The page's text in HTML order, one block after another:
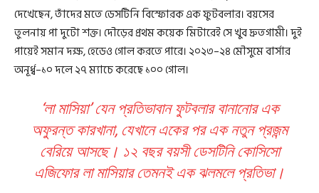
দেখেছেন, তাঁদের মতে ডেসটিনি বিস্ফোরক এক ফুটবলার। বয়সের
তুলনায় পা দুটো শক্ত। দৌড়ের প্রথম কয়েক মিটারেই সে খুব দ্রুতগামী। দুই
পায়েই সমান দক্ষ, হেডেও গোল করতে পারে। ২০২৩–২৪ মৌসুমে বার্সার
অনূর্ধ্ব–১০ দলে ২৭ ম্যাচে করেছে ১০০ গোল।
‘লা মাসিয়া’ যেন প্রতিভাবান ফুটবলার বানানোর এক
অফুরন্ত কারখানা, যেখানে একের পর এক নতুন প্রজন্ম
বেরিয়ে আসছে। ১২ বছর বয়সী ডেসটিনি কোসিসো
এজিফোর লা মাসিয়ার তেমনই এক ঝলমলে প্রতিভা।